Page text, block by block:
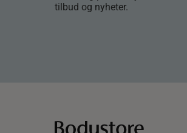
tilbud og nyheter.